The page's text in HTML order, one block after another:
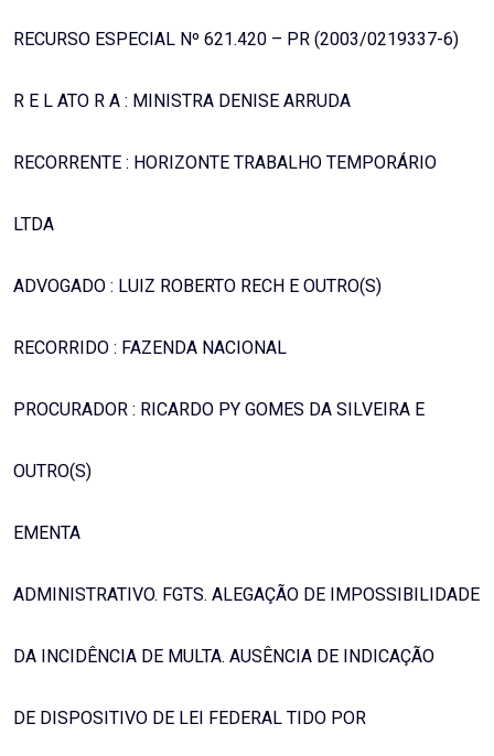
RECURSO ESPECIAL Nº 621.420 – PR (2003/0219337-6)
R E L ATO R A : MINISTRA DENISE ARRUDA
RECORRENTE : HORIZONTE TRABALHO TEMPORÁRIO
LTDA
ADVOGADO : LUIZ ROBERTO RECH E OUTRO(S)
RECORRIDO : FAZENDA NACIONAL
PROCURADOR : RICARDO PY GOMES DA SILVEIRA E
OUTRO(S)
EMENTA
ADMINISTRATIVO. FGTS. ALEGAÇÃO DE IMPOSSIBILIDADE
DA INCIDÊNCIA DE MULTA. AUSÊNCIA DE INDICAÇÃO
DE DISPOSITIVO DE LEI FEDERAL TIDO POR